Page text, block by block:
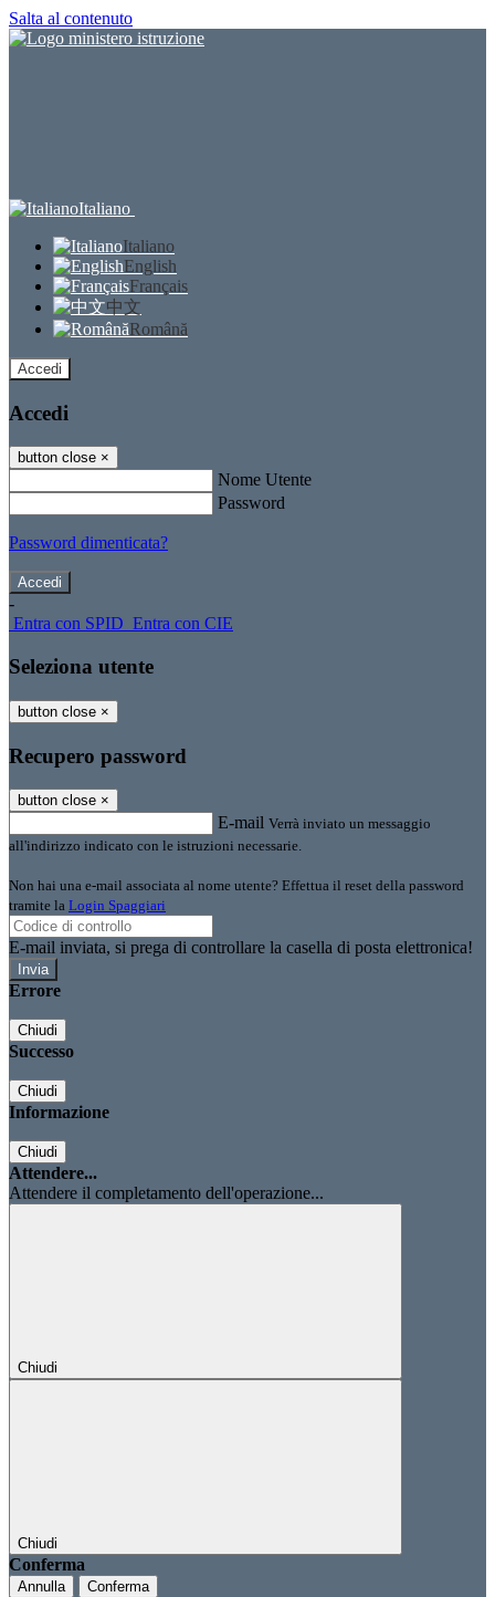
Salta al contenuto
Italiano
Italiano
English
Français
中文
Română
Accedi
Accedi
button close ×
Nome Utente
Password
Password dimenticata?
-
Entra con SPID Entra con CIE
Seleziona utente
button close ×
Recupero password
button close ×
E-mail Verrà inviato un messaggio
all'indirizzo indicato con le istruzioni necessarie.
Non hai una e-mail associata al nome utente? Effettua il reset della password
tramite la Login Spaggiari
E-mail inviata, si prega di controllare la casella di posta elettronica!
Errore
Chiudi
Successo
Chiudi
Informazione
Chiudi
Attendere...
Attendere il completamento dell'operazione...
Chiudi
Chiudi
Conferma
Annulla Conferma